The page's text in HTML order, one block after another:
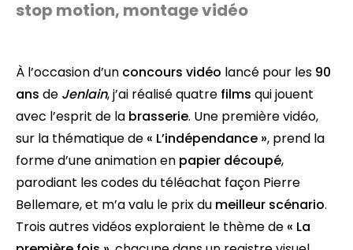
stop motion, montage vidéo
À l’occasion d’un concours vidéo lancé pour les 90
ans de Jenlain, j’ai réalisé quatre films qui jouent
avec l’esprit de la brasserie. Une première vidéo,
sur la thématique de « L’indépendance », prend la
forme d’une animation en papier découpé,
parodiant les codes du téléachat façon Pierre
Bellemare, et m’a valu le prix du meilleur scénario.
Trois autres vidéos exploraient le thème de « La